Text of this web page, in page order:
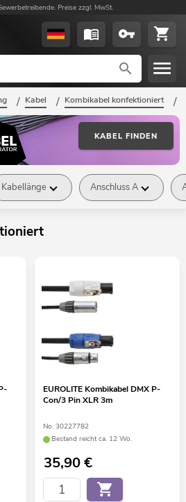
Preise zzgl. MwSt.
/ Kabel / Kombikabel konfektioniert /
KABEL FINDEN
Kabellänge Anschluss A
EUROLITE Kombikabel DMX P-
Con/3 Pin XLR 3m
No. 30227782
Bestand reicht ca. 12 Wo.
35,90€